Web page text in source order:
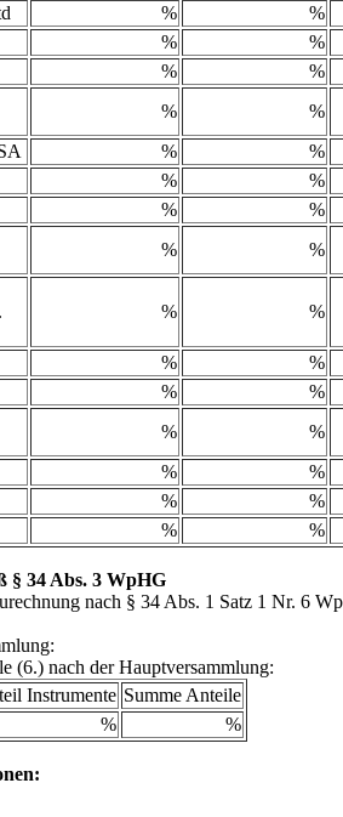
%
%
%
%
%
%
%
%
%
%
%
%
%
%
%
%
% %
%
%
%
%
%
%
%
%
%
%
% %
§ 34 Abs. 3 WpHG
nach § 34 Abs. 1 Satz 1 Nr. 6
(6.) nach der Hauptversammlung:
Instrumente Summe Anteile
% %